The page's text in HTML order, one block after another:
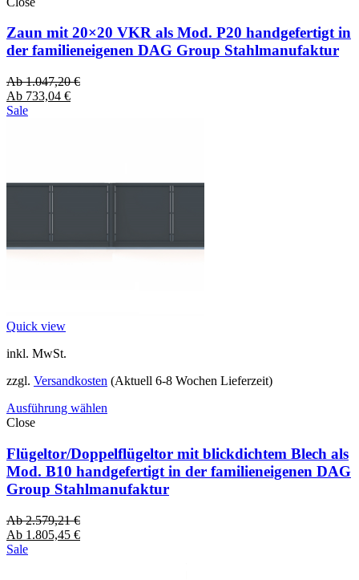
Zaun mit 20×20 VKR als Mod. P20 handgefertigt in
der familieneigenen DAG Group Stahlmanufaktur
Ab1.047,20€
Ab 733,04 €
Sale
Quick view
inkl. MwSt.
zzgl. Versandkosten (Aktuell 6-8 Wochen Lieferzeit)
Ausführung wählen
Close
Flügeltor/Doppelflügeltor mit blickdichtem Blech als
Mod. B10 handgefertigt in der familieneigenen DAG
Group Stahlmanufaktur
Ab2.579,21€
Ab 1.805,45 €
Sale